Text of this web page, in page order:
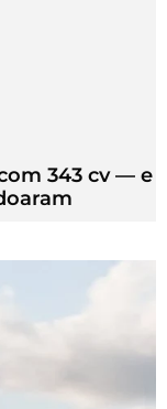
343 cv — e